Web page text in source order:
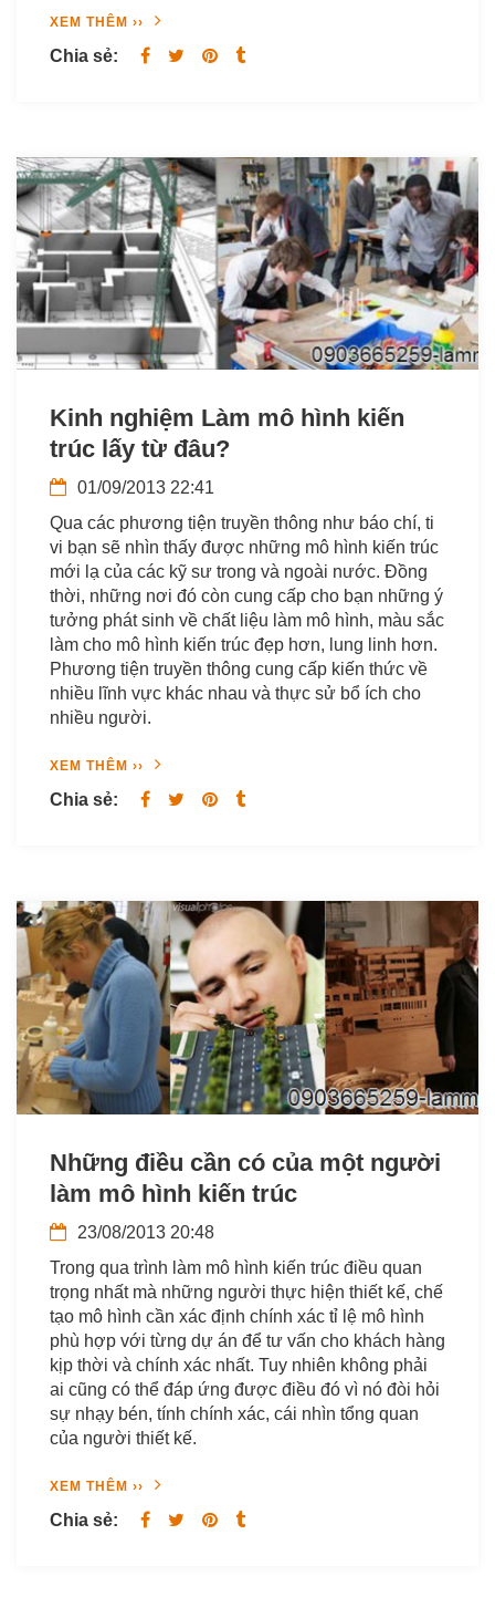
XEM THÊM ››
Chia sẻ:
Kinh nghiệm Làm mô hình kiến
trúc lấy từ đâu?
01/09/2013 22:41
Qua các phương tiện truyền thông như báo chí, ti
vi bạn sẽ nhìn thấy được những mô hình kiến trúc
mới lạ của các kỹ sư trong và ngoài nước. Đồng
thời, những nơi đó còn cung cấp cho bạn những ý
tưởng phát sinh về chất liệu làm mô hình, màu sắc
làm cho mô hình kiến trúc đẹp hơn, lung linh hơn.
Phương tiện truyền thông cung cấp kiến thức về
nhiều lĩnh vực khác nhau và thực sử bổ ích cho
nhiều người.
XEM THÊM ››
Chia sẻ:
Những điều cần có của một người
làm mô hình kiến trúc
23/08/2013 20:48
Trong qua trình làm mô hình kiến trúc điều quan
trọng nhất mà những người thực hiện thiết kế, chế
tạo mô hình cần xác định chính xác tỉ lệ mô hình
phù hợp với từng dự án để tư vấn cho khách hàng
kịp thời và chính xác nhất. Tuy nhiên không phải
ai cũng có thể đáp ứng được điều đó vì nó đòi hỏi
sự nhạy bén, tính chính xác, cái nhìn tổng quan
của người thiết kế.
XEM THÊM ››
Chia sẻ: